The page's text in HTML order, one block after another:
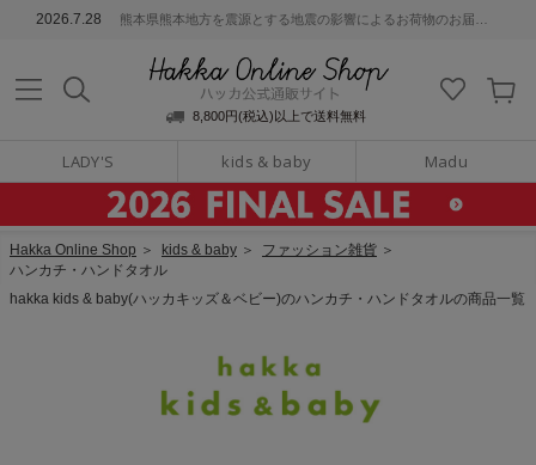
2026.7.28 熊本県熊本地方を震源とする地震の影響によるお荷物のお届けについて
8,800円(税込)以上で送料無料
LADY'S kids & baby Madu
通販サイト
Hakka Online Shop ＞ kids & baby ＞ ファッション雑貨 ＞
ハンカチ・ハンドタオル
hakka kids & baby(ハッカキッズ＆ベビー)のハンカチ・ハンドタオルの商品一覧